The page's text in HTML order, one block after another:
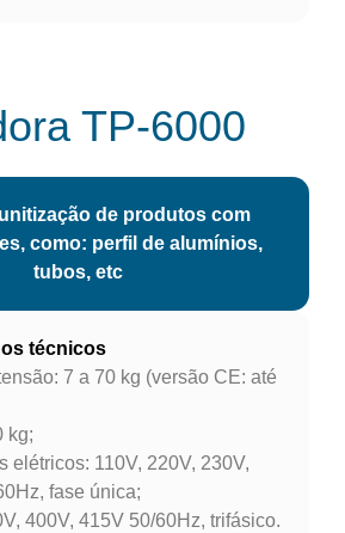
TP-6000
de produtos com
como: perfil de alumínios,
tubos, etc
técnicos
7 a 70 kg (versão CE: até
kg;
elétricos: 110V, 220V, 230V,
fase única;
400V, 415V 50/60Hz, trifásico.